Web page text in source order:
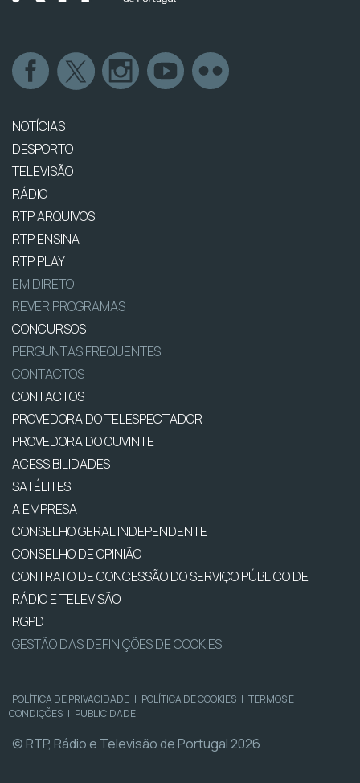
NOTÍCIAS
DESPORTO
TELEVISÃO
RÁDIO
RTP ARQUIVOS
RTP ENSINA
RTP PLAY
EM DIRETO
REVER PROGRAMAS
CONCURSOS
PERGUNTAS FREQUENTES
CONTACTOS
CONTACTOS
PROVEDORA DO TELESPECTADOR
PROVEDORA DO OUVINTE
ACESSIBILIDADES
SATÉLITES
A EMPRESA
CONSELHO GERAL INDEPENDENTE
CONSELHO DE OPINIÃO
CONTRATO DE CONCESSÃO DO SERVIÇO PÚBLICO DE
RÁDIO E TELEVISÃO
RGPD
GESTÃO DAS DEFINIÇÕES DE COOKIES
POLÍTICA DE PRIVACIDADE | POLÍTICA DE COOKIES | TERMOS E
CONDIÇÕES | PUBLICIDADE
© RTP, Rádio e Televisão de Portugal 2026